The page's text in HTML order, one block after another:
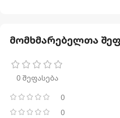
მომხმარებელთა
0 შეფასება
0
0